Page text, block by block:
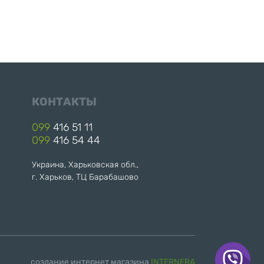
КОНТАКТЫ
099416 51 11
099416 54 44
Украина, Харьковская обл.,
г. Харьков, ТЦ Барабашово
создание интернет магазина INTERNERA